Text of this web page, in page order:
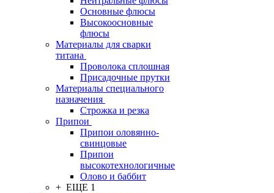
Основные флюсы
Высокоосновные
флюсы
Материалы для сварки
титана
Проволока сплошная
Присадочные прутки
Материалы специального
назначения
Строжка и резка
Припои
Припои оловянно-
свинцовые
Припои
высокотехнологичные
Олово и баббит
+ ЕЩЕ 1